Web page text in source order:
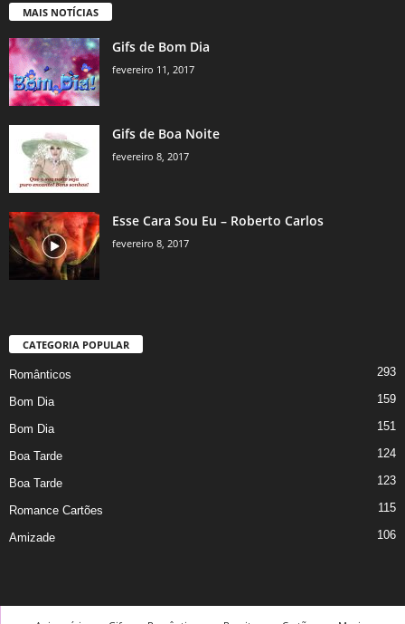
MAIS NOTÍCIAS
Gifs de Bom Dia
fevereiro 11, 2017
Gifs de Boa Noite
fevereiro 8, 2017
Esse Cara Sou Eu – Roberto Carlos
fevereiro 8, 2017
CATEGORIA POPULAR
Românticos 293
Bom Dia 159
Bom Dia 151
Boa Tarde 124
Boa Tarde 123
Romance Cartões 115
Amizade 106